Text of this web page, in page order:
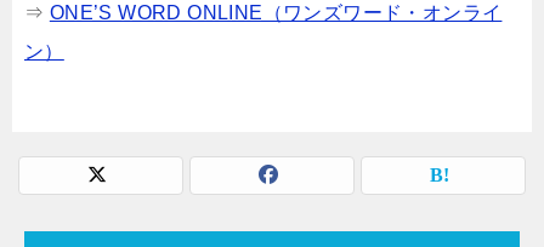
⇒ ONE’S WORD ONLINE（ワンズワード・オンライ
ン）